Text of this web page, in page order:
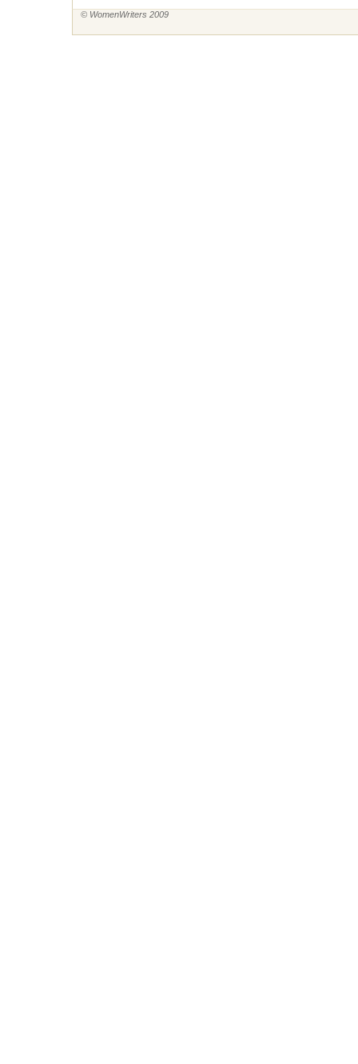
© WomenWriters 2009